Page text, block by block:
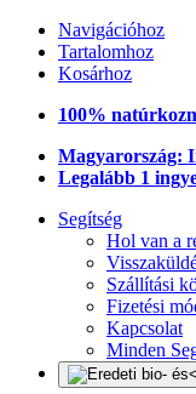
Navigációhoz
Tartalomhoz
Kosárhoz
100%
Magyarország:
Legalább 1
Segítség
Hol van a
Szállítási
Fizetési
Kapcsolat
Minden